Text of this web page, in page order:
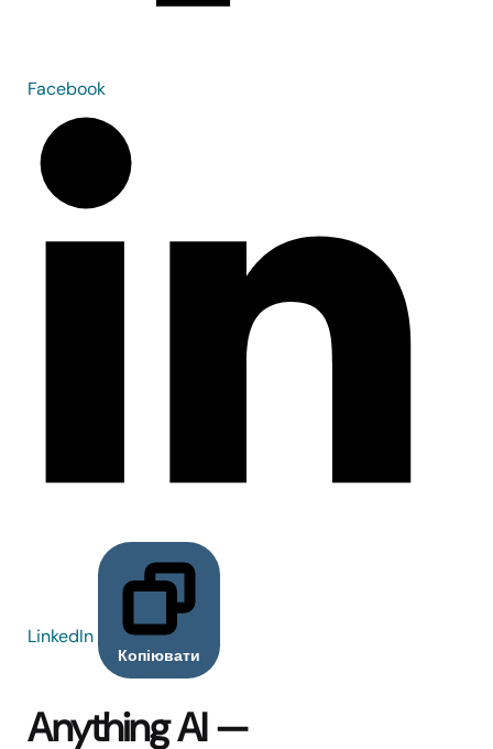
Facebook
LinkedIn
Копіювати
Anything AI —